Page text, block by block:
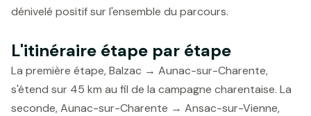
dénivelé positif sur l'ensemble du parcours.
L'itinéraire étape par étape
La première étape, Balzac → Aunac-sur-Charente,
s'étend sur 45 km au fil de la campagne charentaise. La
seconde, Aunac-sur-Charente → Ansac-sur-Vienne,